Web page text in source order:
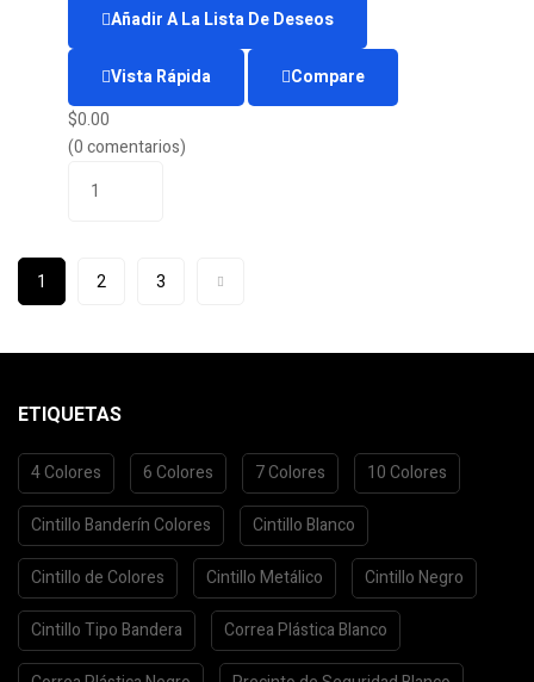
Añadir A La Lista De Deseos
Vista Rápida
Compare
$0.00
(0 comentarios)
1 2 3
ETIQUETAS
4 Colores 6 Colores 7 Colores 10 Colores
Cintillo Banderín Colores Cintillo Blanco
Cintillo de Colores Cintillo Metálico Cintillo Negro
Cintillo Tipo Bandera Correa Plástica Blanco